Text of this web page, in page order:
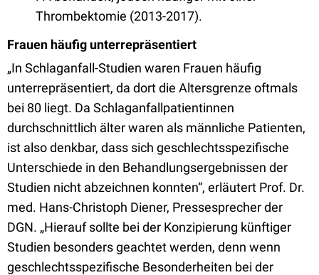
Thrombektomie (2013-2017).
Frauen häufig unterrepräsentiert
„In Schlaganfall-Studien waren Frauen häufig
unterrepräsentiert, da dort die Altersgrenze oftmals
bei 80 liegt. Da Schlaganfallpatientinnen
durchschnittlich älter waren als männliche Patienten,
ist also denkbar, dass sich geschlechtsspezifische
Unterschiede in den Behandlungsergebnissen der
Studien nicht abzeichnen konnten“, erläutert Prof. Dr.
med. Hans-Christoph Diener, Pressesprecher der
DGN. „Hierauf sollte bei der Konzipierung künftiger
Studien besonders geachtet werden, denn wenn
geschlechtsspezifische Besonderheiten bei der